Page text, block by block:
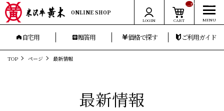
ONLINE SHOP
LOGIN CART
__ITM_CNT__
自宅用 贈答用 価格で探す ご利用ガイド
TOP ページ 最新情報
最新情報